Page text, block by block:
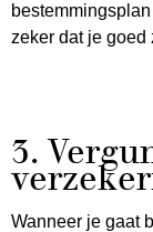
zeker dat je goed
3.
Wanneer je gaat